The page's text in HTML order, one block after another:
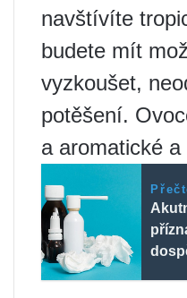
navštívíte
budete mít
vyzkoušet,
potěšení.
a aromatické